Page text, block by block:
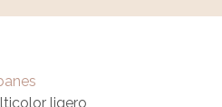
ligero